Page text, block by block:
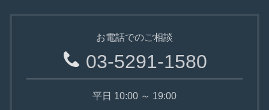
お電話でのご相談
03-5291-1580
平日 10:00 ～ 19:00